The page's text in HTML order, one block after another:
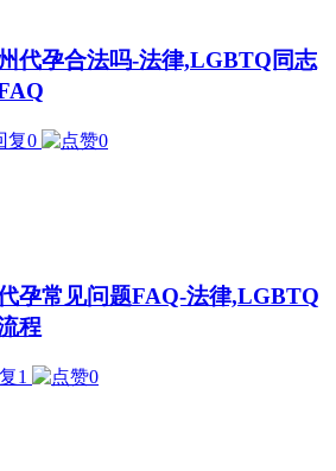
代孕合法吗-法律,LGBTQ同志
0 0
孕常见问题FAQ-法律,LGBTQ
程
1 0